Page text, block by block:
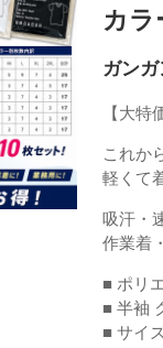
カ
ガン
【大特
これか
軽くて
吸汗・
作業着
■ ポリ
■ 半袖
■ サイ